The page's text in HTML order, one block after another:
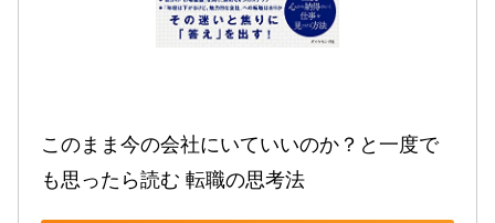
このまま今の会社にいていいのか？と一度で
も思ったら読む 転職の思考法